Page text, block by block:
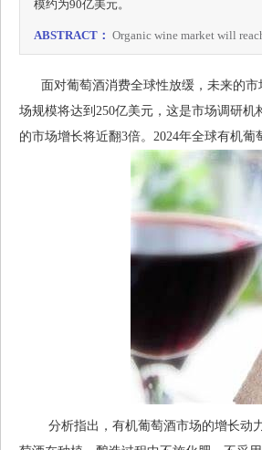
模约为90亿美元。
ABSTRACT： Organic wine market will
面对葡萄酒消费全球性放缓，未来的市
场规模将达到250亿美元，这是市场调研
的市场增长将近翻3倍。2024年全球有机
分析指出，有机葡萄酒市场的增长动力